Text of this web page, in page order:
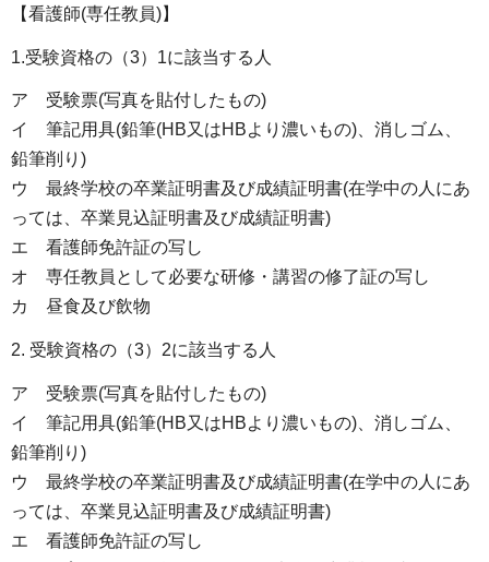
【看護師(専任教員)】
1.受験資格の（3）1に該当する人
ア 受験票(写真を貼付したもの)
イ 筆記用具(鉛筆(HB又はHBより濃いもの)、消しゴム、
鉛筆削り)
ウ 最終学校の卒業証明書及び成績証明書(在学中の人にあ
っては、卒業見込証明書及び成績証明書)
エ 看護師免許証の写し
オ 専任教員として必要な研修・講習の修了証の写し
カ 昼食及び飲物​​​​​
2. 受験資格の（3）2に該当する人
ア 受験票(写真を貼付したもの)
イ 筆記用具(鉛筆(HB又はHBより濃いもの)、消しゴム、
鉛筆削り)
ウ 最終学校の卒業証明書及び成績証明書(在学中の人にあ
っては、卒業見込証明書及び成績証明書)
エ 看護師免許証の写し